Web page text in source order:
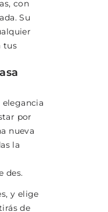
con
Su
tus
por
nueva
la
des.
y elige
de